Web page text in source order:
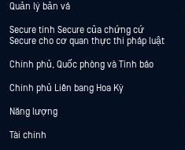
Quản lý bản vá
Secure tính Secure của chứng cứ
Secure cho cơ quan thực thi pháp luật
Chính phủ, Quốc phòng và Tình báo
Chính phủ Liên bang Hoa Kỳ
Năng lượng
Tài chính